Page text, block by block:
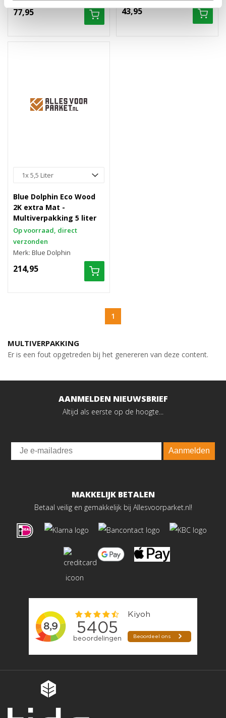
77,95 43,95
Blue Dolphin Eco Wood
2K extra Mat -
Multiverpakking 5 liter
Op voorraad, direct
verzonden
Merk: Blue Dolphin
214,95
1
MULTIVERPAKKING
Er is een fout opgetreden bij het genereren van deze content.
AANMELDEN NIEUWSBRIEF
Altijd als eerste op de hoogte...
Email
Aanmelden
MAKKELIJK BETALEN
Betaal veilig en gemakkelijk bij Allesvoorparket.nl!